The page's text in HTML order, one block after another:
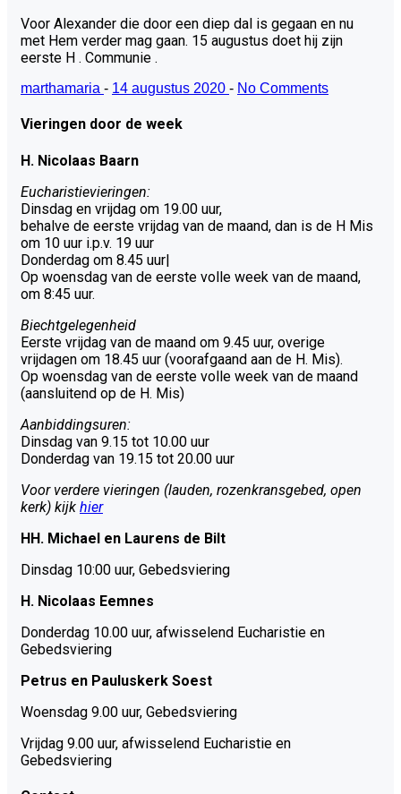
Voor Alexander die door een diep dal is gegaan en nu
met Hem verder mag gaan. 15 augustus doet hij zijn
eerste H . Communie .
marthamaria - 14 augustus 2020 - No Comments
Vieringen door de week
H. Nicolaas Baarn
Eucharistievieringen:
Dinsdag en vrijdag om 19.00 uur,
behalve de eerste vrijdag van de maand, dan is de H Mis
om 10 uur i.p.v. 19 uur
Donderdag om 8.45 uur|
Op woensdag van de eerste volle week van de maand,
om 8:45 uur.
Biechtgelegenheid
Eerste vrijdag van de maand om 9.45 uur, overige
vrijdagen om 18.45 uur (voorafgaand aan de H. Mis).
Op woensdag van de eerste volle week van de maand
(aansluitend op de H. Mis)
Aanbiddingsuren:
Dinsdag van 9.15 tot 10.00 uur
Donderdag van 19.15 tot 20.00 uur
Voor verdere vieringen (lauden, rozenkransgebed, open
kerk) kijk hier
HH. Michael en Laurens de Bilt
Dinsdag 10:00 uur, Gebedsviering
H. Nicolaas Eemnes
Donderdag 10.00 uur, afwisselend Eucharistie en
Gebedsviering
Petrus en Pauluskerk Soest
Woensdag 9.00 uur, Gebedsviering
Vrijdag 9.00 uur, afwisselend Eucharistie en
Gebedsviering